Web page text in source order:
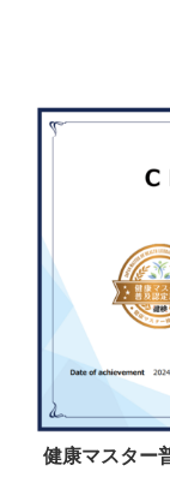
健康マスター